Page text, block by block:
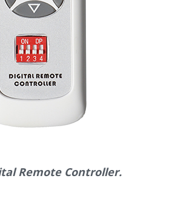
Remote Controller.